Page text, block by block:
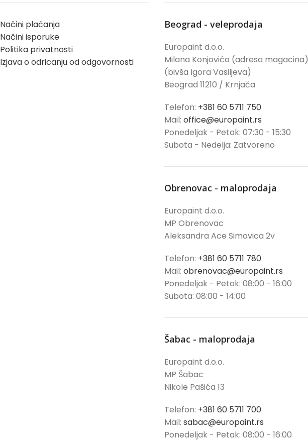
Načini plaćanja
Načini isporuke
Politika privatnosti
Izjava o odricanju od odgovornosti
Beograd - veleprodaja
Europaint d.o.o.
Milana Konjovića (adresa magacina)
(bivša Igora Vasiljeva)
Beograd 11210 / Krnjača
Telefon: +381 60 5711 750
Mail:office@europaint.rs
Ponedeljak - Petak: 07:30 - 15:30
Subota - Nedelja: Zatvoreno
Obrenovac - maloprodaja
Europaint d.o.o.
MP Obrenovac
Aleksandra Ace Simovica 2v
Telefon: +381 60 5711 780
Mail:obrenovac@europaint.rs
Ponedeljak - Petak: 08:00 - 16:00
Subota: 08:00 - 14:00
Šabac - maloprodaja
Europaint d.o.o.
MP Šabac
Nikole Pašića 13
Telefon: +381 60 5711 700
Mail:sabac@europaint.rs
Ponedeljak - Petak: 08:00 - 16:00